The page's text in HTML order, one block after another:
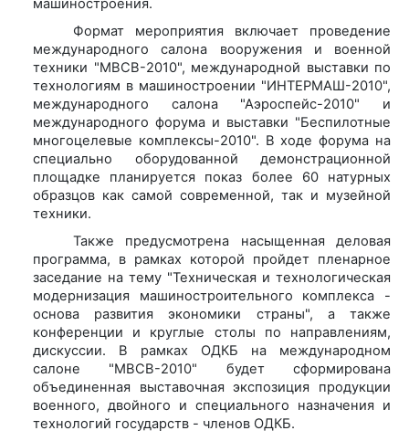
машиностроения.
Формат мероприятия включает проведение
международного салона вооружения и военной
техники "МВСВ-2010", международной выставки по
технологиям в машиностроении "ИНТЕРМАШ-2010",
международного салона "Аэроспейс-2010" и
международного форума и выставки "Беспилотные
многоцелевые комплексы-2010". В ходе форума на
специально оборудованной демонстрационной
площадке планируется показ более 60 натурных
образцов как самой современной, так и музейной
техники.
Также предусмотрена насыщенная деловая
программа, в рамках которой пройдет пленарное
заседание на тему "Техническая и технологическая
модернизация машиностроительного комплекса -
основа развития экономики страны", а также
конференции и круглые столы по направлениям,
дискуссии. В рамках ОДКБ на международном
салоне "МВСВ-2010" будет сформирована
объединенная выставочная экспозиция продукции
военного, двойного и специального назначения и
технологий государств - членов ОДКБ.